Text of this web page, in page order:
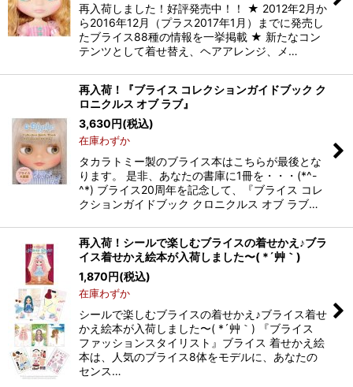
再入荷しました！好評発売中！！ ★ 2012年2月か
ら2016年12月（プラス2017年1月）までに発売し
たブライス88種の情報を一挙掲載 ★ 新たなコン
テンツとして着せ替え、ヘアアレンジ、メ…
再入荷！『ブライス コレクションガイドブック ク
ロニクルス オブ ラブ』
3,630円(税込)
在庫わずか
タカラトミー製のブライス本はこちらが最後とな
ります。 是非、あなたの書庫に1冊を・・・(*^-
^*) ブライス20周年を記念して、『ブライス コレ
クションガイドブック クロニクルス オブ ラブ…
再入荷！シールで楽しむブライスの着せかえ♪ブラ
イス着せかえ絵本が入荷しました〜( *´艸｀)
1,870円(税込)
在庫わずか
シールで楽しむブライスの着せかえ♪ブライス着せ
かえ絵本が入荷しました〜( *´艸｀) 『ブライス
ファッションスタイリスト』ブライス 着せかえ絵
本は、人気のブライス8体をモデルに、あなたの
センス…